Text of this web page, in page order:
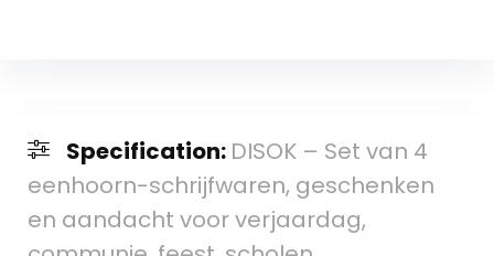
Specification: DISOK – Set van 4
eenhoorn-schrijfwaren, geschenken
en aandacht voor verjaardag,